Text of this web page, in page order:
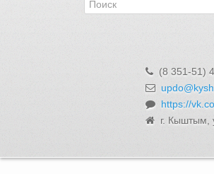
(8 351-51)
https://
г. Кыштым,
Об Управлении
Муниципальная служба и вакансии
Информационные системы, реестры и
Закупки для муниципальных нужд
Использование бюджетных средств